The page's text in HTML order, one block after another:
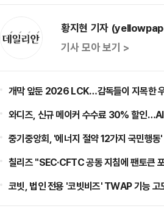
황지현 기자
기사 모아 보기 >
개막 앞둔 2026 LCK…감독들이 지목한
와디즈, 신규 메이커 수수료 30% 할인
중기중앙회, '에너지 절약 12가지 국민행동
칠리즈 "SEC·CFTC 공동 지침에 팬토큰
코빗, 법인 전용 '코빗비즈' TWAP 기능 고